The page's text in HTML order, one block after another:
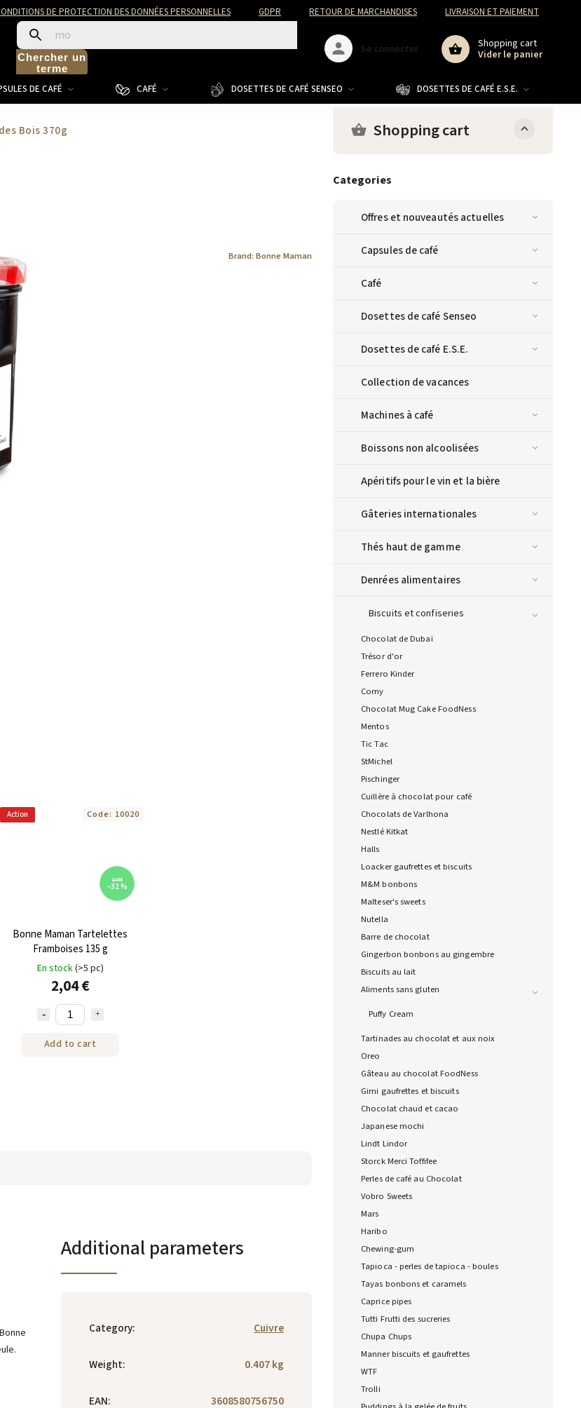
DE PROTECTION DES DONNÉES PERSONNELLES GDPR RETOUR DE MARCHANDISES LIVRAISON ET PAIEMENT
Chercher un
terme
Shopping cart
Vider le panier
Se connecter
DE CAFÉ CAFÉ DOSETTES DE CAFÉ SENSEO DOSETTES DE CAFÉ E.S.E.
Bois 370g Shopping cart
Categories
Offres et nouveautés actuelles
Capsules de café
Café
Dosettes de café Senseo
Dosettes de café E.S.E.
Collection de vacances
Machines à café
Boissons non alcoolisées
Apéritifs pour le vin et la bière
Gâteries internationales
Thés haut de gamme
Denrées alimentaires
Biscuits et confiseries
Chocolat de Dubaï
Trésor d'or
Ferrero Kinder
Corny
Chocolat Mug Cake FoodNess
Mentos
Tic Tac
StMichel
Pischinger
Cuillère à chocolat pour café
Chocolats de Varlhona
Nestlé Kitkat
Halls
Loacker gaufrettes et biscuits
M&M bonbons
Malteser's sweets
Nutella
Barre de chocolat
Gingerbon bonbons au gingembre
Biscuits au lait
Aliments sans gluten
Puffy Cream
Tartinades au chocolat et aux noix
Oreo
Gâteau au chocolat FoodNess
Gimi gaufrettes et biscuits
Chocolat chaud et cacao
Japanese mochi
Lindt Lindor
Storck Merci Toffifee
Perles de café au Chocolat
Vobro Sweets
Mars
Haribo
Chewing-gum
Tapioca - perles de tapioca - boules
Tayas bonbons et caramels
Caprice pipes
Tutti Frutti des sucreries
Chupa Chups
Manner biscuits et gaufrettes
WTF
Trolli
Brand: Bonne Maman
Action
3,04 €
–32 %
Bonne Maman Tartelettes
Framboises 135 g
En stock(>5 pc)
2,04 €
Add to cart
Code: 10020
Additional parameters
Category: Cuivre
Weight: 0.407 kg
EAN: 3608580756750